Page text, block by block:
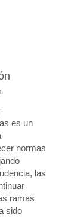
es un
normas
las
ramas
sido